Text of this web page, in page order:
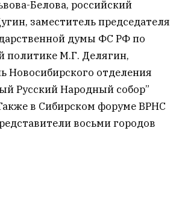
Белова, российский
заместитель председателя
думы ФС РФ по
политике М.Г. Делягин,
Новосибирского отделения
Русский Народный собор”
в Сибирском форуме ВРНС
восьми городов